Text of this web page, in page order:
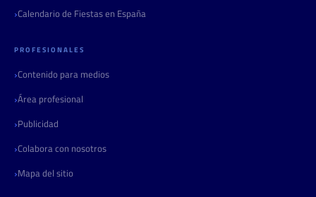
Calendario de Fiestas en España
PROFESIONALES
Contenido para medios
Área profesional
Publicidad
Colabora con nosotros
Mapa del sitio